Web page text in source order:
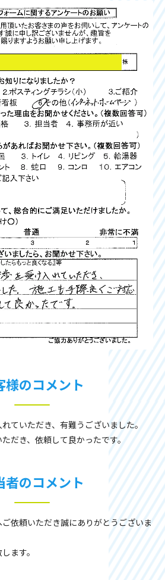
様のコメント
ていただき、有難うございました。
だき、依頼して良かったです。
者のコメント
依頼いただき誠にありがとうございま
ます。